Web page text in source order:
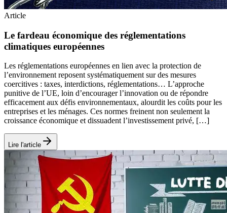
Article
Le fardeau économique des réglementations
climatiques européennes
Les réglementations européennes en lien avec la protection de
l’environnement reposent systématiquement sur des mesures
coercitives : taxes, interdictions, réglementations… L’approche
punitive de l’UE, loin d’encourager l’innovation ou de répondre
efficacement aux défis environnementaux, alourdit les coûts pour les
entreprises et les ménages. Ces normes freinent non seulement la
croissance économique et dissuadent l’investissement privé, […]
Lire l'article